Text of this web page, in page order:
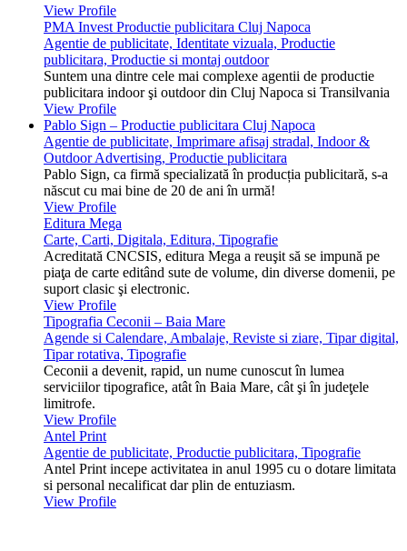
View Profile
PMA Invest Productie publicitara Cluj Napoca
Agentie de publicitate, Identitate vizuala, Productie
publicitara, Productie si montaj outdoor
Suntem una dintre cele mai complexe agentii de productie
publicitara indoor şi outdoor din Cluj Napoca si Transilvania
View Profile
Pablo Sign – Productie publicitara Cluj Napoca
Agentie de publicitate, Imprimare afisaj stradal, Indoor &
Outdoor Advertising, Productie publicitara
Pablo Sign, ca firmă specializată în producția publicitară, s-a
născut cu mai bine de 20 de ani în urmă!
View Profile
Editura Mega
Carte, Carti, Digitala, Editura, Tipografie
Acreditată CNCSIS, editura Mega a reuşit să se impună pe
piaţa de carte editând sute de volume, din diverse domenii, pe
suport clasic şi electronic.
View Profile
Tipografia Ceconii – Baia Mare
Agende si Calendare, Ambalaje, Reviste si ziare, Tipar digital,
Tipar rotativa, Tipografie
Ceconii a devenit, rapid, un nume cunoscut în lumea
serviciilor tipografice, atât în Baia Mare, cât şi în judeţele
limitrofe.
View Profile
Antel Print
Agentie de publicitate, Productie publicitara, Tipografie
Antel Print incepe activitatea in anul 1995 cu o dotare limitata
si personal necalificat dar plin de entuziasm.
View Profile